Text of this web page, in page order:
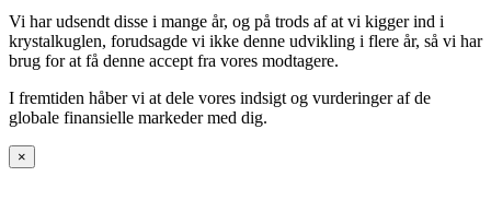
Vi har udsendt disse i mange år, og på trods af at vi kigger ind i
krystalkuglen, forudsagde vi ikke denne udvikling i flere år, så vi har
brug for at få denne accept fra vores modtagere.
I fremtiden håber vi at dele vores indsigt og vurderinger af de
globale finansielle markeder med dig.
×